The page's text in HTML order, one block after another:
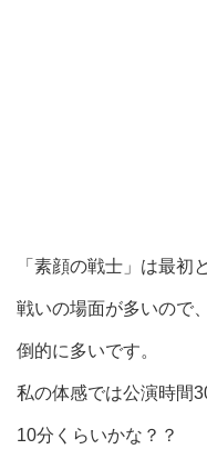
「素顔の戦士」は最初
戦いの場面が多いので
倒的に多いです。
私の体感では公演時間
10分くらいかな？？